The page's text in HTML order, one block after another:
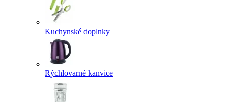
Kuchynské doplnky
Rýchlovarné kanvice